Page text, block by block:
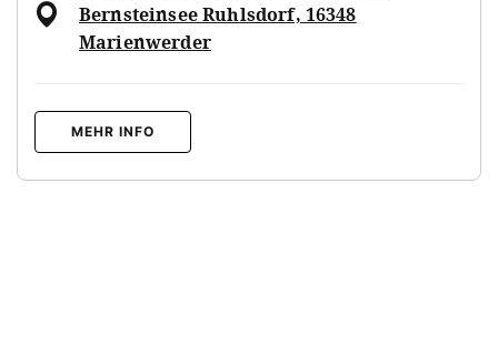
Bernsteinsee Ruhlsdorf, 16348
Marienwerder
MEHR INFO